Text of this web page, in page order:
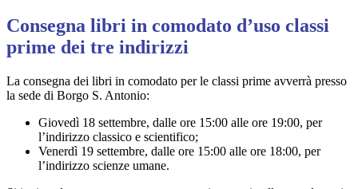
Consegna libri in comodato d’uso classi
prime dei tre indirizzi
La consegna dei libri in comodato per le classi prime avverrà presso
la sede di Borgo S. Antonio:
Giovedì 18 settembre, dalle ore 15:00 alle ore 19:00, per
l’indirizzo classico e scientifico;
Venerdì 19 settembre, dalle ore 15:00 alle ore 18:00, per
l’indirizzo scienze umane.